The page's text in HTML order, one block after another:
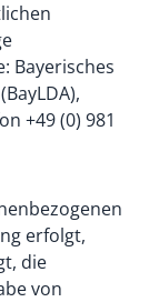
Bayerisches
+49 (0) 981
erfolgt,
die
von